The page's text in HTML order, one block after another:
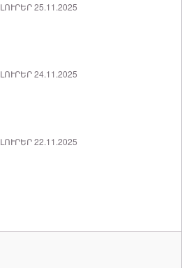
ԼՈՒՐԵՐ 25.11.2025
ԼՈՒՐԵՐ 24.11.2025
ԼՈՒՐԵՐ 22.11.2025